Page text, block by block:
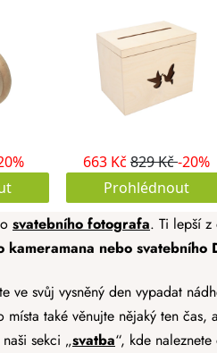
svatebního fotografa. Ti lepší z
kameramana nebo svatebního
ve svůj vysněný den vypadat
místa také věnujte nějaký ten
sekci „svatba“, kde